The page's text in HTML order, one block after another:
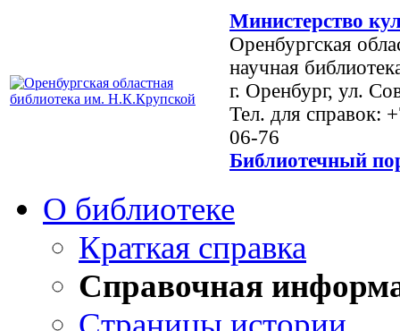
Министерство
Оренбургская
научная
г. Оренбург, ул.
Тел. для справок:
06-76
Библиотечный
О библиотеке
Краткая справка
Справочная